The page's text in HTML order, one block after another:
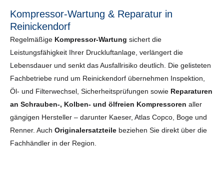
Kompressor-Wartung & Reparatur in
Reinickendorf
Regelmäßige Kompressor-Wartung sichert die
Leistungsfähigkeit Ihrer Druckluftanlage, verlängert die
Lebensdauer und senkt das Ausfallrisiko deutlich. Die gelisteten
Fachbetriebe rund um Reinickendorf übernehmen Inspektion,
Öl- und Filterwechsel, Sicherheits­prüfungen sowie Reparaturen
an Schrauben-, Kolben- und ölfreien Kompressoren aller
gängigen Hersteller – darunter Kaeser, Atlas Copco, Boge und
Renner. Auch Originalersatzteile beziehen Sie direkt über die
Fachhändler in der Region.